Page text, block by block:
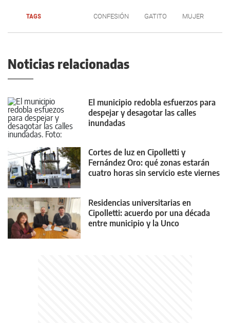
TAGS CONFESIÓN GATITO MUJER
Noticias relacionadas
El municipio redobla esfuerzos para
despejar y desagotar las calles
inundadas
Cortes de luz en Cipolletti y
Fernández Oro: qué zonas estarán
cuatro horas sin servicio este viernes
Residencias universitarias en
Cipolletti: acuerdo por una década
entre municipio y la Unco